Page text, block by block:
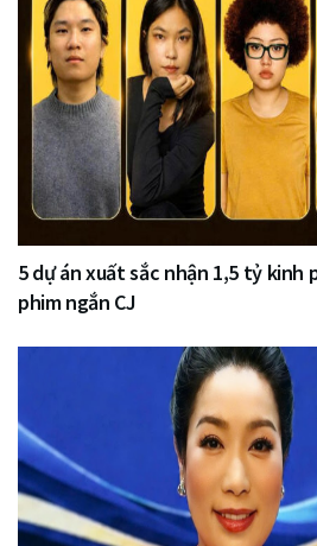
5 dự án xuất sắc nhận 1,5 tỷ kinh
phim ngắn CJ